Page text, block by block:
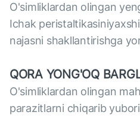
O'simliklardan olingan
Ichak
najasni shakllantirishga
QORA YONG'OQ
O'simliklardan olingan
parazitlarni chiqarib